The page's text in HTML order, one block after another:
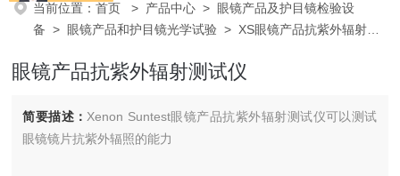
当前位置：首页 > 产品中心 > 眼镜产品及护目镜检验设
备 > 眼镜产品和护目镜光学试验 > XS眼镜产品抗紫外辐射测
眼镜产品抗紫外辐射测试仪
简要描述： Xenon Suntest眼镜产品抗紫外辐射测试仪可以测试
眼镜镜片抗紫外辐照的能力